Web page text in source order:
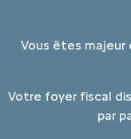
Vous êtes majeur
Votre foyer fiscal
par